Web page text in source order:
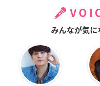
みんなが気に